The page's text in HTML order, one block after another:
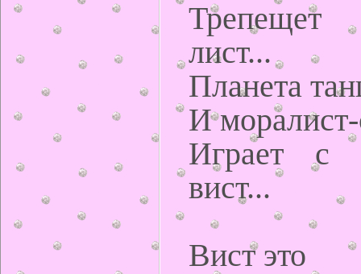
лист...
Планета
И
Играет с
вист...
Вист это